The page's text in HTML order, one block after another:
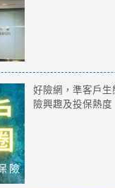
好險網，準客戶
險興趣及投保熱度